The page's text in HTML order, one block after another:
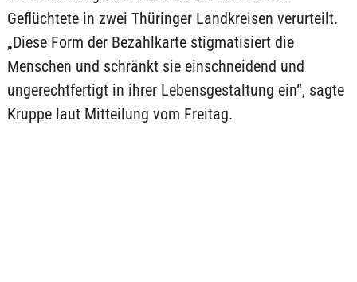
Geflüchtete in zwei Thüringer Landkreisen verurteilt.
„Diese Form der Bezahlkarte stigmatisiert die
Menschen und schränkt sie einschneidend und
ungerechtfertigt in ihrer Lebensgestaltung ein“, sagte
Kruppe laut Mitteilung vom Freitag.